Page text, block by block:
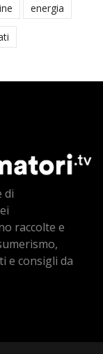
energia
di
raccolte e
e consigli da